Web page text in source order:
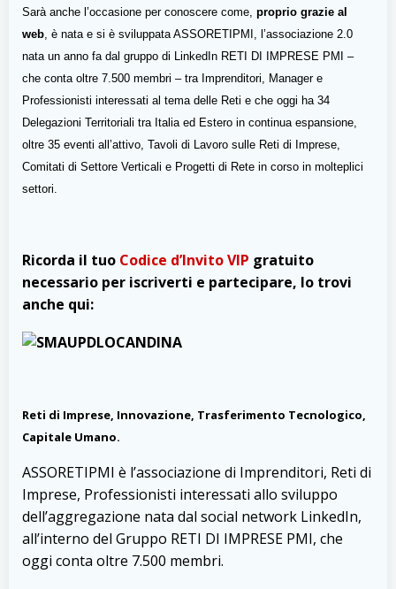
Sarà anche l’occasione per conoscere come, proprio grazie al
web , è nata e si è sviluppata ASSORETIPMI, l’associazione 2.0
nata un anno fa dal gruppo di LinkedIn RETI DI IMPRESE PMI –
che conta oltre 7.500 membri – tra Imprenditori, Manager e
Professionisti interessati al tema delle Reti e che oggi ha 34
Delegazioni Territoriali tra Italia ed Estero in continua espansione,
oltre 35 eventi all’attivo, Tavoli di Lavoro sulle Reti di Imprese,
Comitati di Settore Verticali e Progetti di Rete in corso in molteplici
settori.
Ricorda il tuo Codice d’Invito VIP gratuito
necessario per iscriverti e partecipare, lo trovi
anche qui:
Reti di Imprese, Innovazione, Trasferimento Tecnologico,
Capitale Umano.
ASSORETIPMI è l’associazione di Imprenditori, Reti di
Imprese, Professionisti interessati allo sviluppo
dell’aggregazione nata dal social network LinkedIn,
all’interno del Gruppo RETI DI IMPRESE PMI, che
oggi conta oltre 7.500 membri.